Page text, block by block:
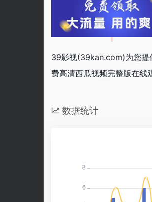
39影视(39kan.com)为您提
费高清西瓜视频完整版在线
数据统计